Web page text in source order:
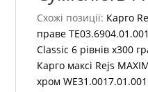
Схожі позиції: Карго
праве
Classic 6 рівнів x300
Карго максі Rejs
хром WE31.0017.01.001